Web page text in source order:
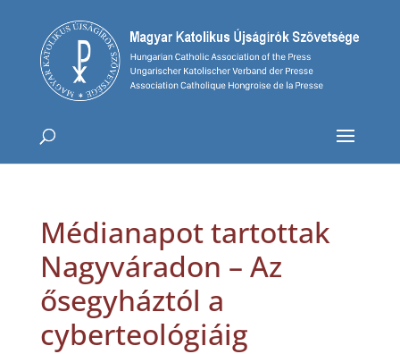
Médianapot tartottak
Nagyváradon – Az
ősegyháztól a
cyberteológiáig